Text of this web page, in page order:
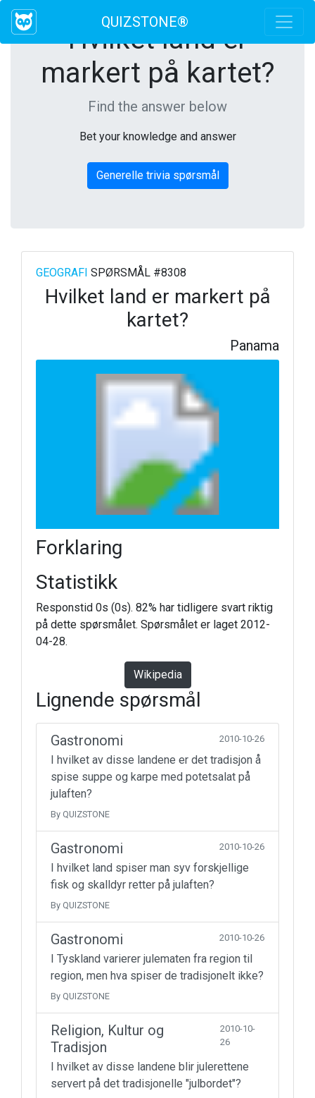
QUIZSTONE®
Hvilket land er
markert på kartet?
Find the answer below
Bet your knowledge and answer
Generelle trivia spørsmål
GEOGRAFI SPØRSMÅL #8308
Hvilket land er markert på
kartet?
Panama
Forklaring
Statistikk
Responstid 0s (0s). 82% har tidligere svart riktig
på dette spørsmålet. Spørsmålet er laget 2012-
04-28.
Wikipedia
Lignende spørsmål
Gastronomi 2010-10-26
I hvilket av disse landene er det tradisjon å
spise suppe og karpe med potetsalat på
julaften?
By QUIZSTONE
Gastronomi 2010-10-26
I hvilket land spiser man syv forskjellige
fisk og skalldyr retter på julaften?
By QUIZSTONE
Gastronomi 2010-10-26
I Tyskland varierer julematen fra region til
region, men hva spiser de tradisjonelt ikke?
By QUIZSTONE
Religion, Kultur og
Tradisjon
2010-10-
26
I hvilket av disse landene blir julerettene
servert på det tradisjonelle "julbordet"?